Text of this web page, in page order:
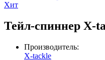
Хит
Тейл-спиннер X-
Производитель:
X-tackle